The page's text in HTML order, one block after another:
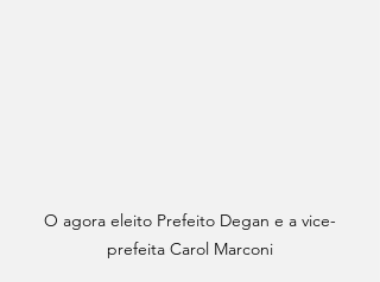
O agora eleito Prefeito Degan e a vice-
prefeita Carol Marconi